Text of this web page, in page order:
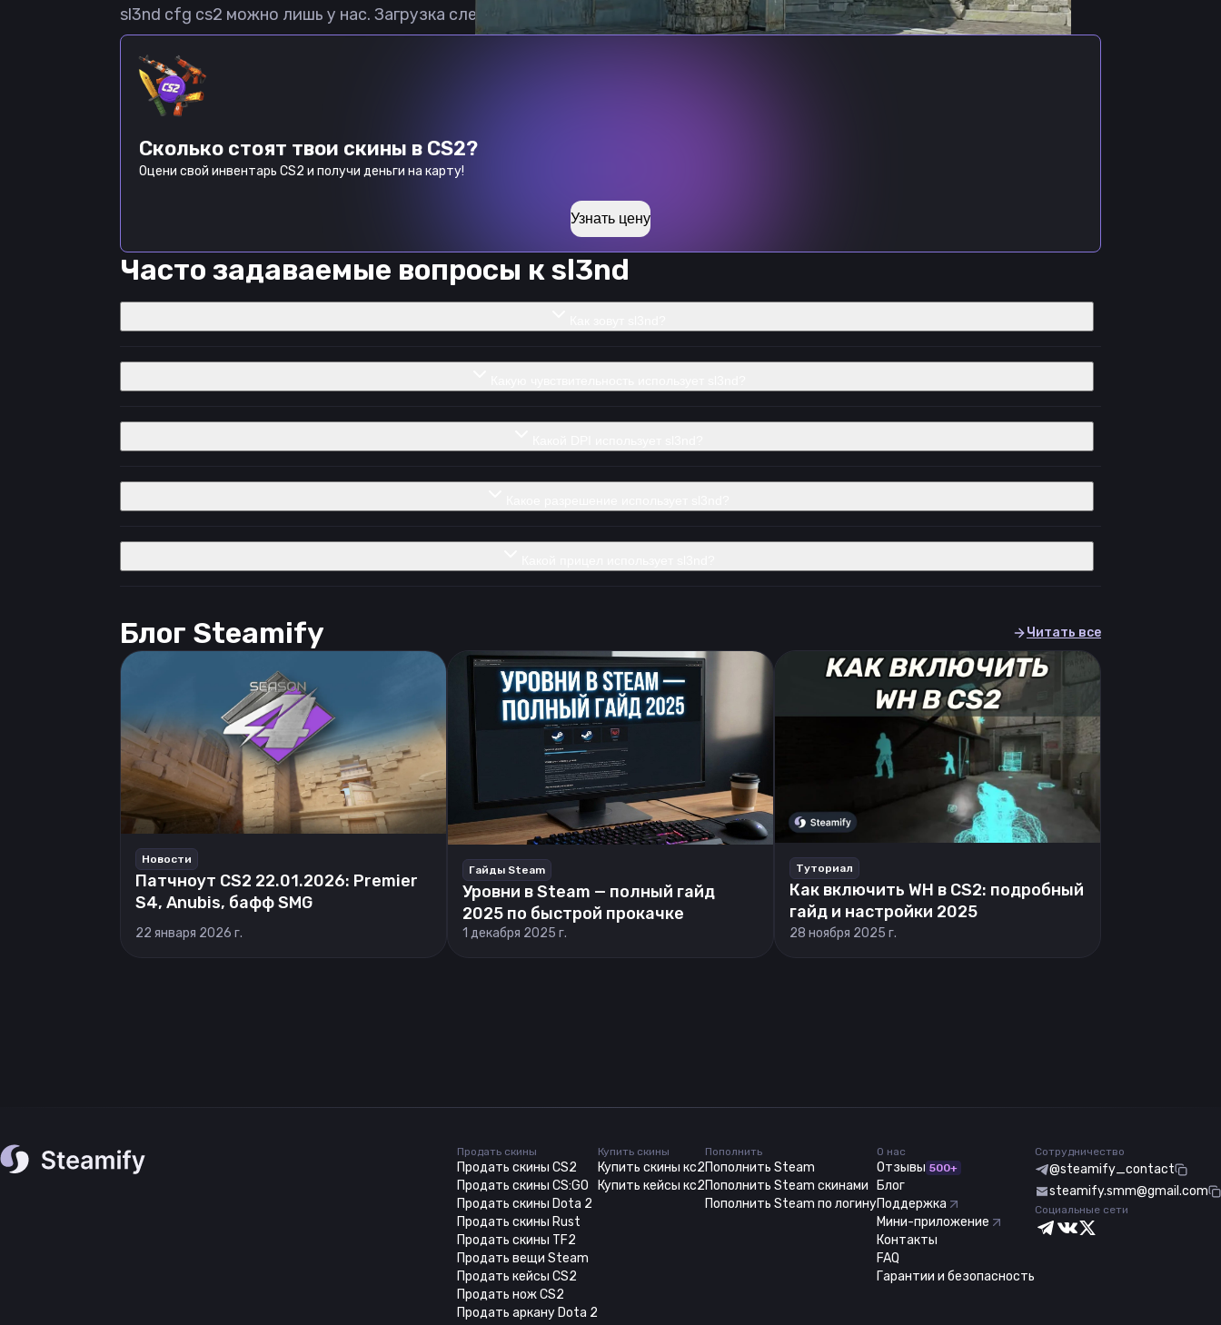
sl3nd cfg cs2 можно лишь у нас. Загрузка сленд кфг кс2 бесплатная.
Сколько стоят твои скины в CS2?
Оцени свой инвентарь CS2 и получи деньги на карту!
Узнать цену
Часто задаваемые вопросы кsl3nd
Блог Steamify Читать все
Новости
Патчноут CS2 22.01.2026: Premier
S4, Anubis, бафф SMG
22 января 2026 г.
Гайды Steam
Уровни в Steam — полный гайд
2025 по быстрой прокачке
1 декабря 2025 г.
Туториал
Как включить WH в CS2: подробный
гайд и настройки 2025
28 ноября 2025 г.
Продать скины
Продать скины CS2
Продать скины CS:GO
Продать скины Dota 2
Продать скины Rust
Продать скины TF2
Продать вещи Steam
Продать кейсы CS2
Продать нож CS2
Продать аркану Dota 2
Купить скины
Купить скины кс2
Купить кейсы кс2
Пополнить
Пополнить Steam
Пополнить Steam скинами
Пополнить Steam по логину
О нас
Отзывы 500+
Блог
Поддержка
Мини-приложение
Контакты
FAQ
Гарантии и безопасность
Сотрудничество
@steamify_contact
steamify.smm@gmail.com
Социальные сети